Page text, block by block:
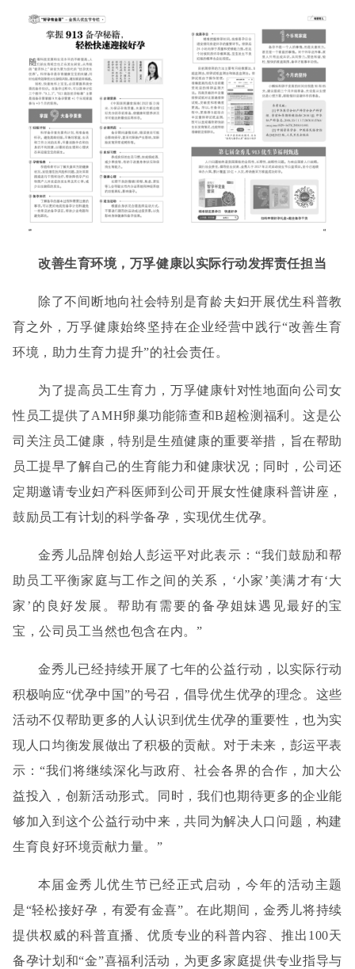
改善生育环境，万孚健康以实际行动发挥责任担当
除了不间断地向社会特别是育龄夫妇开展优生科普教
育之外，万孚健康始终坚持在企业经营中践行“改善生育
环境，助力生育力提升”的社会责任。
为了提高员工生育力，万孚健康针对性地面向公司女
性员工提供了AMH卵巢功能筛查和B超检测福利。这是公
司关注员工健康，特别是生殖健康的重要举措，旨在帮助
员工提早了解自己的生育能力和健康状况；同时，公司还
定期邀请专业妇产科医师到公司开展女性健康科普讲座，
鼓励员工有计划的科学备孕，实现优生优孕。
金秀儿品牌创始人彭运平对此表示 ： “我们鼓励和帮
助员工平衡家庭与工作之间的关系，‘小家’美满才有‘大
家’的良好发展。帮助有需要的备孕姐妹遇见最好的宝
宝，公司员工当然也包含在内。”
金秀儿已经持续开展了七年的公益行动，以实际行动
积极响应“优孕中国”的号召，倡导优生优孕的理念。这些
活动不仅帮助更多的人认识到优生优孕的重要性，也为实
现人口均衡发展做出了积极的贡献。对于未来，彭运平表
示：“我们将继续深化与政府、社会各界的合作，加大公
益投入，创新活动形式。同时，我们也期待更多的企业能
够加入到这个公益行动中来，共同为解决人口问题，构建
生育良好环境贡献力量。”
本届金秀儿优生节已经正式启动，今年的活动主题
是“轻松接好孕，有爱有金喜”。在此期间， 金秀儿将持续
提供权威的科普直播、优质专业的科普内容、推出 100天
备孕计划和“金”喜福利活动， 为更多家庭提供专业指导与